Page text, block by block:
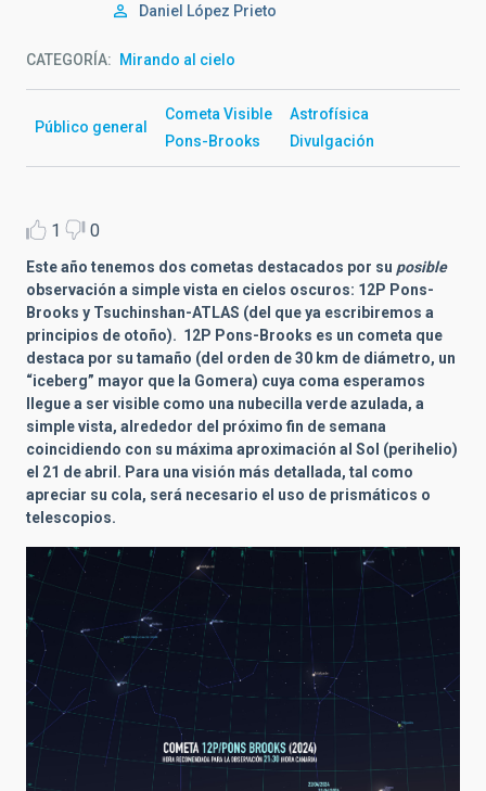
Daniel López Prieto
CATEGORÍA Mirando al cielo
Público general
Cometa Visible
Pons-Brooks
Astrofísica
Divulgación
1 0
Este año tenemos dos cometas destacados por su posible
observación a simple vista en cielos oscuros: 12P Pons-
Brooks y Tsuchinshan-ATLAS (del que ya escribiremos a
principios de otoño). 12P Pons-Brooks es un cometa que
destaca por su tamaño (del orden de 30 km de diámetro, un
“iceberg” mayor que la Gomera) cuya coma esperamos
llegue a ser visible como una nubecilla verde azulada, a
simple vista, alrededor del próximo fin de semana
coincidiendo con su máxima aproximación al Sol (perihelio)
el 21 de abril. Para una visión más detallada, tal como
apreciar su cola, será necesario el uso de prismáticos o
telescopios.